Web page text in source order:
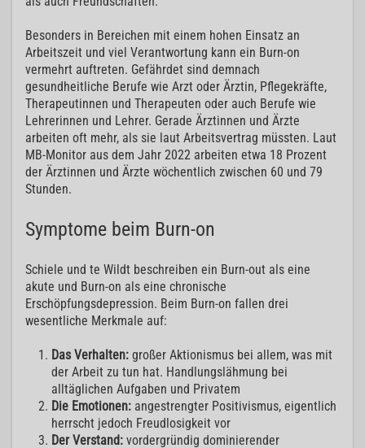
Besonders in Bereichen mit einem hohen Einsatz an
Arbeitszeit und viel Verantwortung kann ein Burn-on
vermehrt auftreten. Gefährdet sind demnach
gesundheitliche Berufe wie Arzt oder Ärztin, Pflegekräfte,
Therapeutinnen und Therapeuten oder auch Berufe wie
Lehrerinnen und Lehrer. Gerade Ärztinnen und Ärzte
arbeiten oft mehr, als sie laut Arbeitsvertrag müssten. Laut
MB-Monitor aus dem Jahr 2022 arbeiten etwa 18 Prozent
der Ärztinnen und Ärzte wöchentlich zwischen 60 und 79
Stunden.
Symptome beim Burn-on
Schiele und te Wildt beschreiben ein Burn-out als eine
akute und Burn-on als eine chronische
Erschöpfungsdepression. Beim Burn-on fallen drei
wesentliche Merkmale auf:
Das Verhalten: großer Aktionismus bei allem, was mit
der Arbeit zu tun hat. Handlungslähmung bei
alltäglichen Aufgaben und Privatem
Die Emotionen: angestrengter Positivismus, eigentlich
herrscht jedoch Freudlosigkeit vor
Der Verstand: vordergründig dominierender